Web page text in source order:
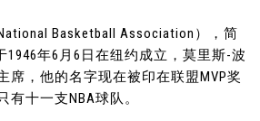
Basketball Association），简
1946年6月6日在纽约成立，莫里斯-波
席，他的名字现在被印在联盟MVP奖
十一支NBA球队。